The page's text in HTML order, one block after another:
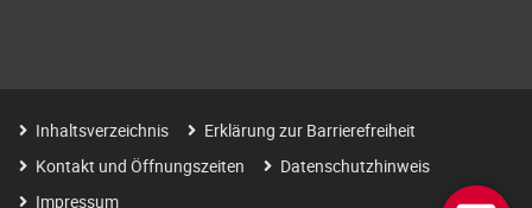
Inhaltsverzeichnis
Erklärung zur Barrierefreiheit
Kontakt und Öffnungszeiten
Datenschutzhinweis
Impressum